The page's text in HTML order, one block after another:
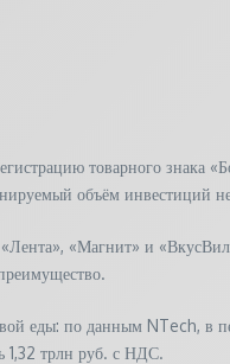
товарного знака
объём инвестиций
«Магнит» и
еды: по данным NTech, в
1,32 трлн руб. с НДС.